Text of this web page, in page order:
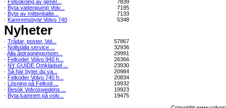
· Felsökning av gener...
7839
· Byta vattenpump Volv...
7195
· Byte av mittenbälte...
7133
· Kamremsbyte Volvo 740 5348
Nyheter
· Trådar, poster, Vol...
57867
· Nollställa service ...
32936
· Alla åtdragningsmom...
29991
· Felkoder Volvo 940 h...
26366
· NY GUIDE Omklädsel ...
23930
· Så här byter du va...
20984
· Felkoder Volvo 740 h...
20834
· Lösning på Felkod ...
19932
· Besök Volvoswedens ...
19923
· Byta kamrem på volv...
19475